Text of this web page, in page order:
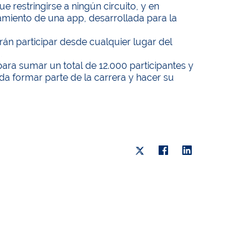
restringirse a ningún circuito, y en
de una app, desarrollada para la
participar desde cualquier lugar del
sumar un total de 12.000 participantes y
formar parte de la carrera y hacer su